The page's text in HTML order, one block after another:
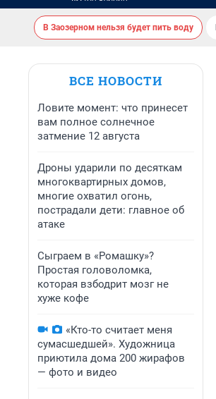
В Заозерном нельзя будет пить воду
ВСЕ НОВОСТИ
Ловите момент: что принесет
вам полное солнечное
затмение 12 августа
Дроны ударили по десяткам
многоквартирных домов,
многие охватил огонь,
пострадали дети: главное об
атаке
Сыграем в «Ромашку»?
Простая головоломка,
которая взбодрит мозг не
хуже кофе
«Кто-то считает меня
сумасшедшей». Художница
приютила дома 200 жирафов
— фото и видео